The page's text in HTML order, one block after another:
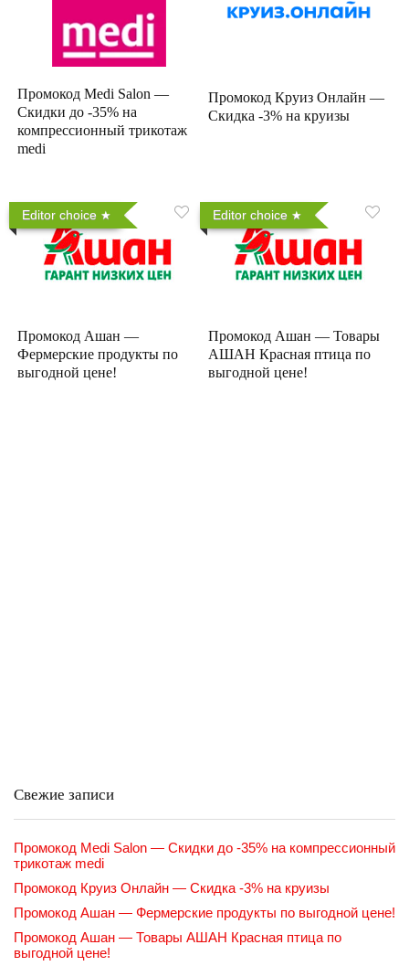
Промокод Medi Salon —
Скидки до -35% на
компрессионный трикотаж
medi
Промокод Круиз Онлайн —
Скидка -3% на круизы
Editor choice
Промокод Ашан —
Фермерские продукты по
выгодной цене!
Editor choice
Промокод Ашан — Товары
АШАН Красная птица по
выгодной цене!
Свежие записи
Промокод Medi Salon — Скидки до -35% на компрессионный
трикотаж medi
Промокод Круиз Онлайн — Скидка -3% на круизы
Промокод Ашан — Фермерские продукты по выгодной цене!
Промокод Ашан — Товары АШАН Красная птица по
выгодной цене!